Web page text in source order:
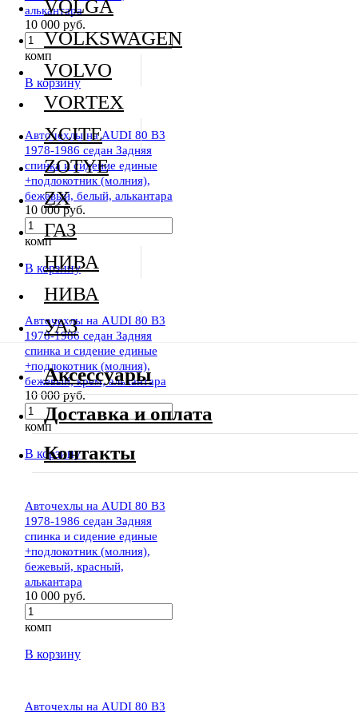
алькантара
10 000 руб.
комп
В корзину
Авточехлы на AUDI 80 В3
1978-1986 седан Задняя
спинка и сидение единые
+подлокотник (молния),
бежевый, белый, алькантара
10 000 руб.
комп
В корзину
Авточехлы на AUDI 80 В3
1978-1986 седан Задняя
спинка и сидение единые
+подлокотник (молния),
бежевый, крем, алькантара
10 000 руб.
комп
В корзину
Авточехлы на AUDI 80 В3
1978-1986 седан Задняя
спинка и сидение единые
+подлокотник (молния),
бежевый, красный,
алькантара
10 000 руб.
комп
В корзину
Авточехлы на AUDI 80 В3
VOLGA
VOLKSWAGEN
VOLVO
VORTEX
XCITE
ZOTYE
ZX
ГАЗ
НИВА
НИВА
УАЗ
Аксессуары
Доставка и оплата
Контакты